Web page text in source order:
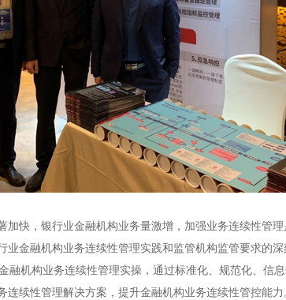
加快，银行业金融机构业务量激增，加强业务连续性管
业金融机构业务连续性管理实践和监管机构监管要求的
融机构业务连续性管理实操，通过标准化、规范化、信
连续性管理解决方案，提升金融机构业务连续性管控能力